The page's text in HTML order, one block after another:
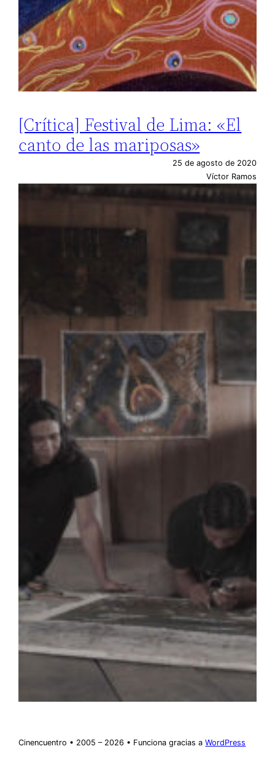
[Crítica] Festival de Lima: «El
canto de las mariposas»
25 de agosto de 2020
Víctor Ramos
Cinencuentro • 2005 – 2026 • Funciona gracias aWordPress